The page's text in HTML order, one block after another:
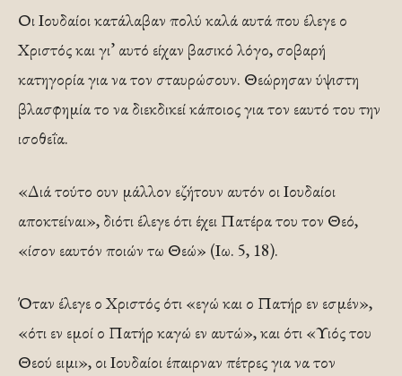
Οι Ιουδαίοι κατάλαβαν πολύ καλά αυτά που έλεγε ο
Χριστός και γι’ αυτό είχαν βασικό λόγο, σοβαρή
κατηγορία για να τον σταυρώσουν. Θεώρησαν ύψιστη
βλασφημία το να διεκδικεί κάποιος για τον εαυτό του την
ισοθεΐα.
«Διά τούτο ουν μάλλον εζήτουν αυτόν οι Ιουδαίοι
αποκτείναι», διότι έλεγε ότι έχει Πατέρα του τον Θεό,
«ίσον εαυτόν ποιών τω Θεώ» (Ιω. 5, 18).
Όταν έλεγε ο Χριστός ότι «εγώ και ο Πατήρ εν εσμέν»,
«ότι εν εμοί ο Πατήρ καγώ εν αυτώ», και ότι «Υιός του
Θεού ειμι», οι Ιουδαίοι έπαιρναν πέτρες για να τον